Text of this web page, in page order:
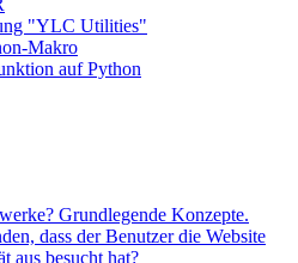
"YLC Utilities"
Makro
auf Python
Grundlegende Konzepte.
dass der Benutzer die Website
aus besucht hat?